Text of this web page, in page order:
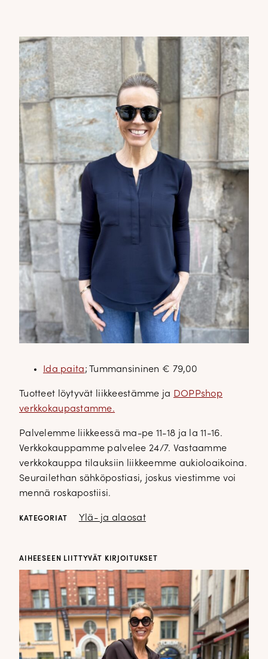
Ida paita; Tummansininen € 79,00
Tuotteet löytyvät liikkeestämme ja DOPPshop
verkkokaupastamme.
Palvelemme liikkeessä ma-pe 11-18 ja la 11-16.
Verkkokauppamme palvelee 24/7. Vastaamme
verkkokauppa tilauksiin liikkeemme aukioloaikoina.
Seurailethan sähköpostiasi, joskus viestimme voi
mennä roskapostiisi.
KATEGORIAT Ylä- ja alaosat
AIHEESEEN LIITTYVÄT KIRJOITUKSET